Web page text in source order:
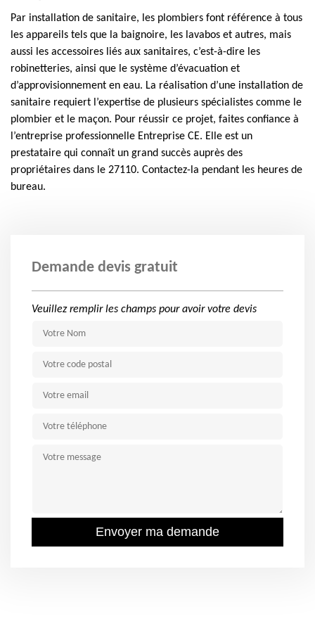
Par installation de sanitaire, les plombiers font référence à tous
les appareils tels que la baignoire, les lavabos et autres, mais
aussi les accessoires liés aux sanitaires, c’est-à-dire les
robinetteries, ainsi que le système d’évacuation et
d’approvisionnement en eau. La réalisation d’une installation de
sanitaire requiert l’expertise de plusieurs spécialistes comme le
plombier et le maçon. Pour réussir ce projet, faites confiance à
l’entreprise professionnelle Entreprise CE. Elle est un
prestataire qui connaît un grand succès auprès des
propriétaires dans le 27110. Contactez-la pendant les heures de
bureau.
Demande devis gratuit
Veuillez remplir les champs pour avoir votre devis